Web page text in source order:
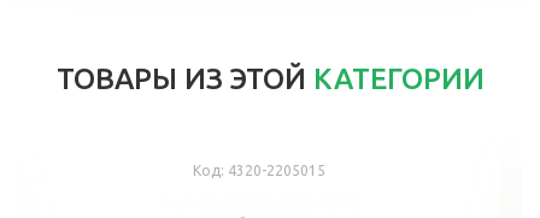
ТОВАРЫ ИЗ ЭТОЙ КАТЕГОРИИ
Код: 4320-2205015